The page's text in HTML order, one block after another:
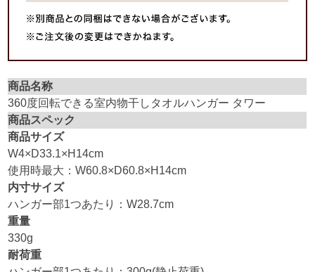
商品名称
360度回転できる室内物干しタオルハンガー タワー
商品スペック
商品サイズ
W4×D33.1×H14cm
使用時最大：W60.8×D60.8×H14cm
内寸サイズ
ハンガー部1つあたり：W28.7cm
重量
330g
耐荷重